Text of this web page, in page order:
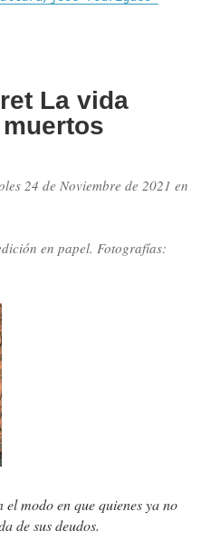
La vida
24 de Noviembre de 2021 en
en papel. Fotografías:
modo en que quienes ya no
de sus deudos.